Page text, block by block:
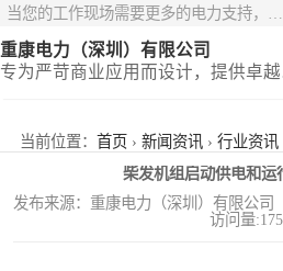
重康电力（深圳）有限公司
当前位置： 首页 › 新闻资讯 › 行业资讯
柴发机组启动供电和运
发布来源：重康电力（深圳）有限
访问量:175
静音型集装箱电
站
移动式挂车电站